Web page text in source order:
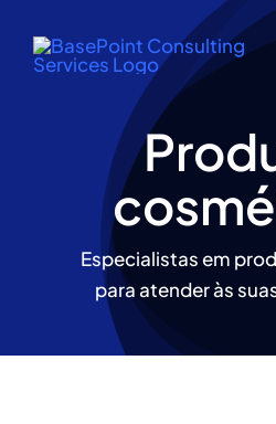
content
Especialistas em
para atender às